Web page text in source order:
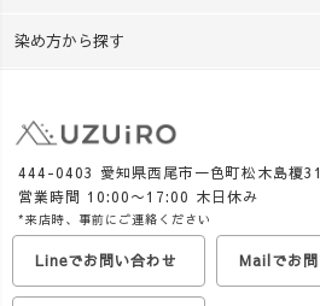
のために授業を工夫する 先生
いきたいと思っています。
UZUiROでは現在、西尾
の抹茶を使った「おうち草木
染めキット」も販売中。
お湯・ボウル・計量カップが
あれば、 火を使わず、約30分
で草木染めを楽しめます🌿
染め方から探す
444-0403 愛知県西尾市一色町松木島榎
営業時間 10:00〜17:00 木日休み
*来店時、事前にご連絡ください
Lineでお問い合わせ Mailでお問